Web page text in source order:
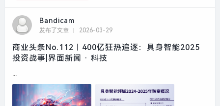
Bandicam
发布了文章 2026-03-29
商业头条No.112｜400亿狂热追逐：具身智能2025
投资战事|界面新闻 · 科技
...